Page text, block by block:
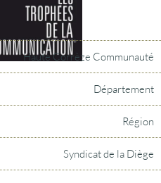
Haute Corrèze Communauté
Département
Région
Syndicat de la Diège